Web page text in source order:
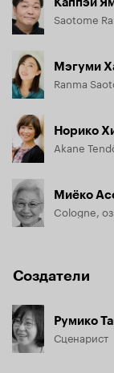
Saotome
Мэгуми
Ranma
Норико
Akane
Миёко
Cologne,
Создатели
Румико
Сценарист